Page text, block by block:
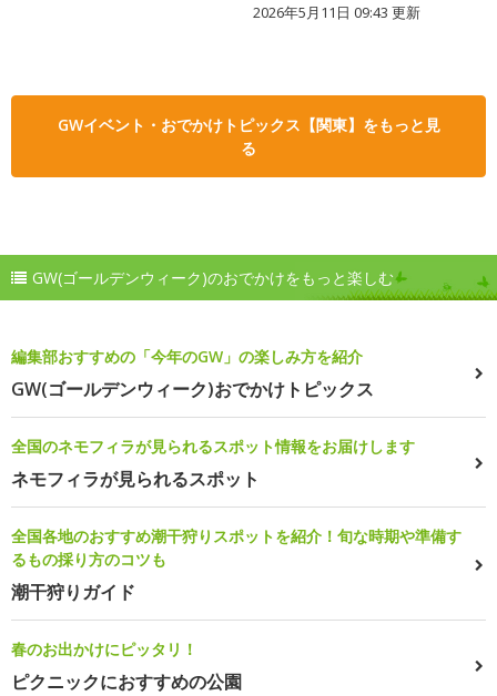
2026年5月11日 09:43 更新
GWイベント・おでかけトピックス【関東】をもっと見
る
GW(ゴールデンウィーク)のおでかけをもっと楽しむ
編集部おすすめの「今年のGW」の楽しみ方を紹介
GW(ゴールデンウィーク)おでかけトピックス
全国のネモフィラが見られるスポット情報をお届けします
ネモフィラが見られるスポット
全国各地のおすすめ潮干狩りスポットを紹介！旬な時期や準備す
るもの採り方のコツも
潮干狩りガイド
春のお出かけにピッタリ！
ピクニックにおすすめの公園